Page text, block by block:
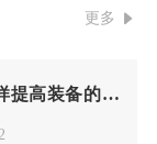
更多
乱斗西游怎样提高装备的品质